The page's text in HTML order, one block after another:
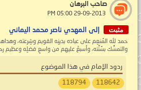
صاحب البرهان
مثبت إلى المهدي ناصر محمد اليماني
حمد لله المُنعِم على عباده بدينِه القويم وشِرعته،
والتمسُّك بسُنَّته، وأسبغَ عليهم من واسعِ فضلِه وعظيم
ردود الإمام في هذا الموضوع
118642
118794